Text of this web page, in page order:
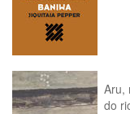
Aru,
do